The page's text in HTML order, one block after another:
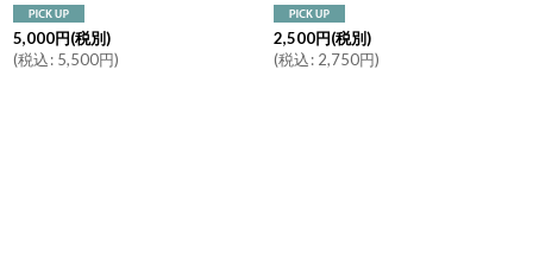
5,000円(税別)
(税込: 5,500円)
2,500円(税別)
(税込: 2,750円)